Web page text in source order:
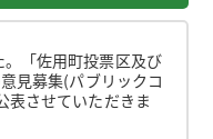
「佐用町投票区及び
見募集(パブリックコ
表させていただきま